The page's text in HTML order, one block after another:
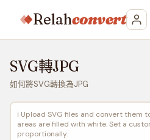
Relahconvert
SVG轉JPG
如何將SVG轉換為JPG
ℹ️ Upload SVG files and convert them
areas are filled with white. Set a
proportionally.